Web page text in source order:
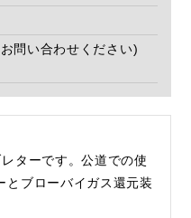
問い合わせください)
ターです。公道での使
とブローバイガス還元装